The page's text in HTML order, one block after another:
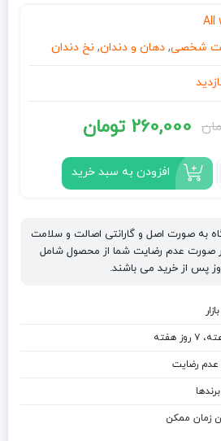
شخصی, دهان و دندان, نخ دندان
قیمت
اصلی:
340,000 تومان
260,000 تومان
قیمت
فعلی:
260,000 تومان.
افزودن به سبد خرید
به صورت اصل و گارانتی اصالت و سلامت
صورت عدم رضایت شما از محصول شامل
رضایت
زمان ممکن